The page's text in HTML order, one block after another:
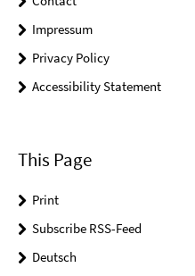
Impressum
Privacy Policy
Accessibility Statement
This Page
Print
Subscribe RSS-Feed
Deutsch